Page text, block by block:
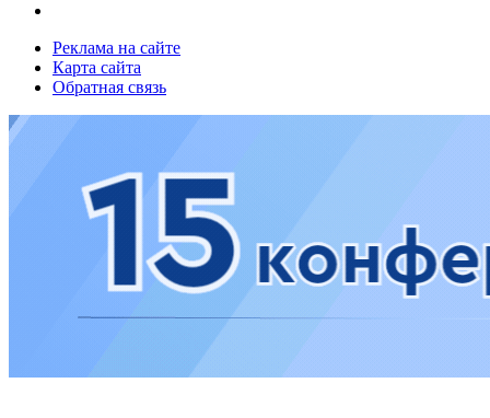
Реклама на сайте
Карта сайта
Обратная связь